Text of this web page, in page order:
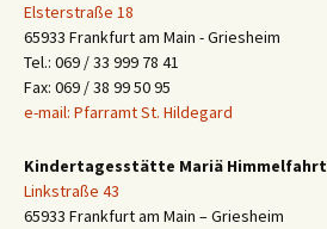
Elsterstraße 18
65933 Frankfurt am Main - Griesheim
Tel.: 069 / 33 999 78 41
Fax: 069 / 38 99 50 95
e-mail: Pfarramt St. Hildegard
Kindertagesstätte Mariä Himmelfahrt
Linkstraße 43
65933 Frankfurt am Main – Griesheim